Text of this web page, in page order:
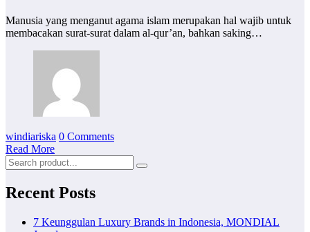
Manusia yang menganut agama islam merupakan hal wajib untuk
membacakan surat-surat dalam al-qur’an, bahkan saking…
windiariska 0 Comments
Read More
Recent Posts
7 Keunggulan Luxury Brands in Indonesia, MONDIAL